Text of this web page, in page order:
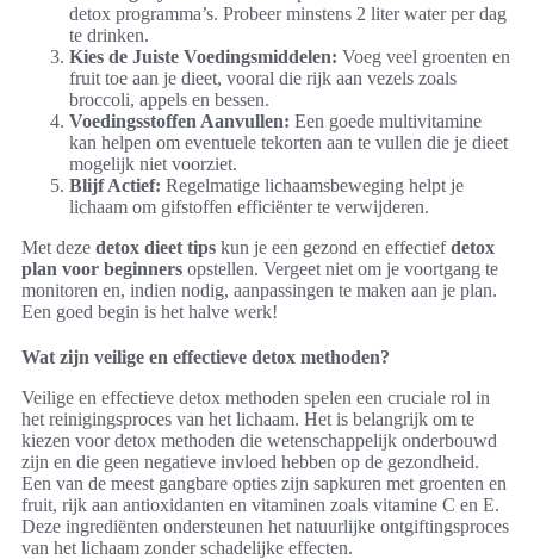
detox programma’s. Probeer minstens 2 liter water per dag
te drinken.
Kies de Juiste Voedingsmiddelen: Voeg veel groenten en
fruit toe aan je dieet, vooral die rijk aan vezels zoals
broccoli, appels en bessen.
Voedingsstoffen Aanvullen: Een goede multivitamine
kan helpen om eventuele tekorten aan te vullen die je dieet
mogelijk niet voorziet.
Blijf Actief: Regelmatige lichaamsbeweging helpt je
lichaam om gifstoffen efficiënter te verwijderen.
Met deze detox dieet tips kun je een gezond en effectiefdetox
plan voor beginners opstellen. Vergeet niet om je voortgang te
monitoren en, indien nodig, aanpassingen te maken aan je plan.
Een goed begin is het halve werk!
Wat zijn veilige en effectieve detox methoden?
Veilige en effectieve detox methoden spelen een cruciale rol in
het reinigingsproces van het lichaam. Het is belangrijk om te
kiezen voor detox methoden die wetenschappelijk onderbouwd
zijn en die geen negatieve invloed hebben op de gezondheid.
Een van de meest gangbare opties zijn sapkuren met groenten en
fruit, rijk aan antioxidanten en vitaminen zoals vitamine C en E.
Deze ingrediënten ondersteunen het natuurlijke ontgiftingsproces
van het lichaam zonder schadelijke effecten.